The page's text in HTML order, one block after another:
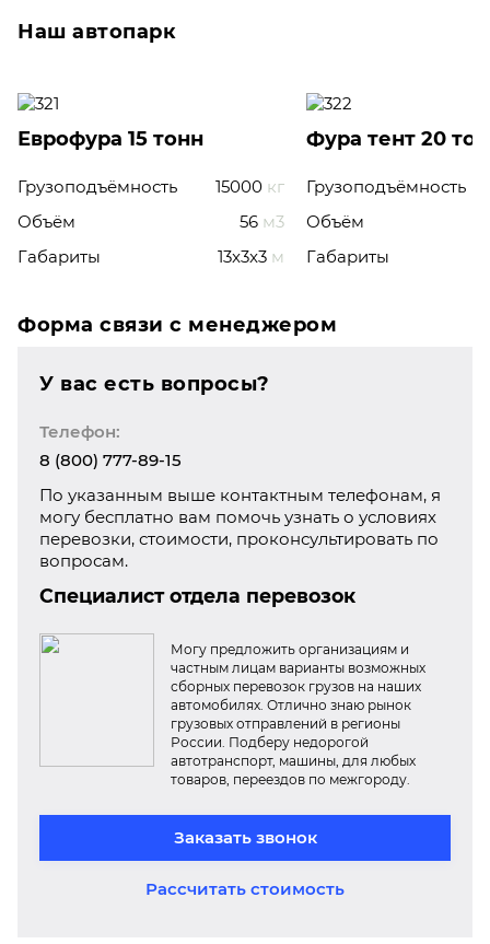
Наш автопарк
Еврофура 15 тонн
Грузоподъёмность 15000 кг
Объём
56 м3
Габариты
13x3x3 м
Фура тент 20
Грузоподъёмность
Объём
Габариты
Форма связи с менеджером
У вас есть вопросы?
Телефон:
8 (800) 777-89-15
По указанным выше контактным телефонам, я
могу бесплатно вам помочь узнать о условиях
перевозки, стоимости, проконсультировать по
вопросам.
Специалист отдела перевозок
Могу предложить организациям и
частным лицам варианты возможных
сборных перевозок грузов на наших
автомобилях. Отлично знаю рынок
грузовых отправлений в регионы
России. Подберу недорогой
автотранспорт, машины, для любых
товаров, переездов по межгороду.
Заказать звонок
Рассчитать стоимость